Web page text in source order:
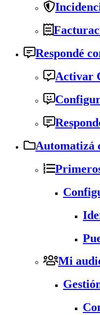
Respondé
Activar
Automatizá
Mi